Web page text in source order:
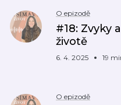
O epizodě
#18: Zvyky
životě
6. 4. 2025 19
O epizodě